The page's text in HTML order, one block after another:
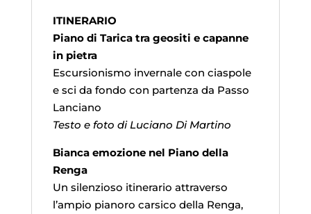
ITINERARIO
Piano di Tarica tra geositi e capanne
in pietra
Escursionismo invernale con ciaspole
e sci da fondo con partenza da Passo
Lanciano
Testo e foto di Luciano Di Martino
Bianca emozione nel Piano della
Renga
Un silenzioso itinerario attraverso
l’ampio pianoro carsico della Renga,